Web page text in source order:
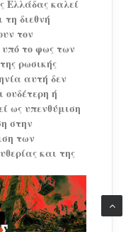
Ελλάδας καλεί
διεθνή
τον
το φως των
ρωσικής
αυτή δεν
ουδέτερη ή
ως υπενθύμιση
στην
των
και της